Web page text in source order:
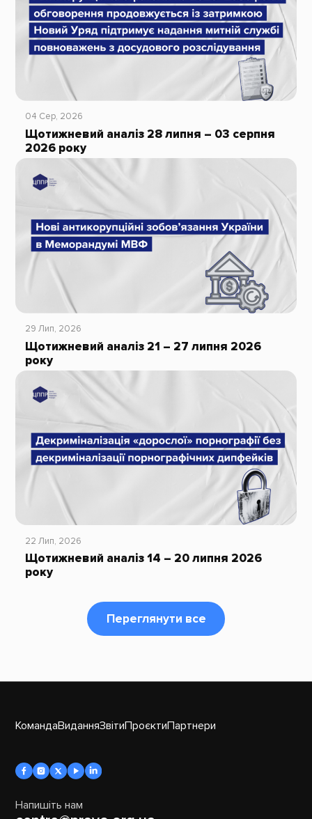
04 Сер, 2026
Щотижневий аналіз 28 липня – 03 серпня
2026 року
29 Лип, 2026
Щотижневий аналіз 21 – 27 липня 2026
року
22 Лип, 2026
Щотижневий аналіз 14 – 20 липня 2026
року
Переглянути все
КомандаВиданняЗвітиПроєктиПартнери
Напишіть нам